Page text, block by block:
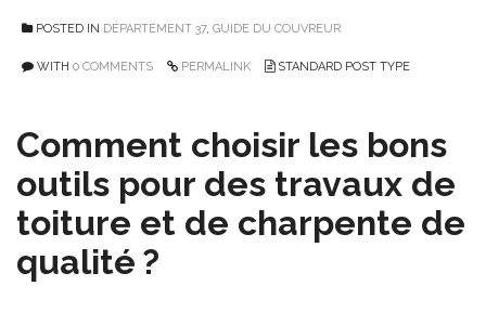
POSTED IN DÉPARTEMENT 37, GUIDE DU COUVREUR
WITH 0 COMMENTS PERMALINK STANDARD POST TYPE
Comment choisir les bons
outils pour des travaux de
toiture et de charpente de
qualité ?